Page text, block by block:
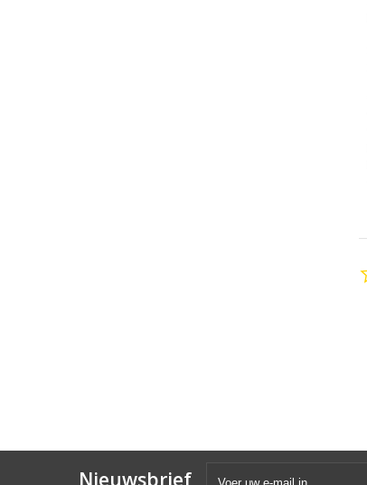
Nieuwsbrief